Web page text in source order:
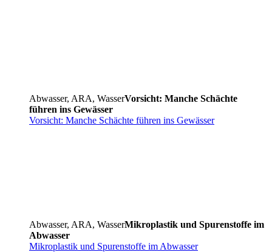
Abwasser, ARA, WasserVorsicht: Manche Schächte
führen ins Gewässer
Vorsicht: Manche Schächte führen ins Gewässer
Abwasser, ARA, WasserMikroplastik und Spurenstoffe im
Abwasser
Mikroplastik und Spurenstoffe im Abwasser